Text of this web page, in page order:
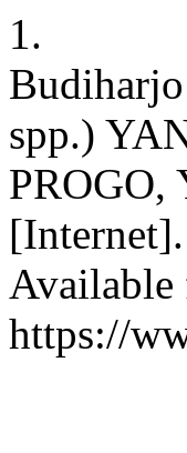
1.
spp.)
PROGO,
Available
https://